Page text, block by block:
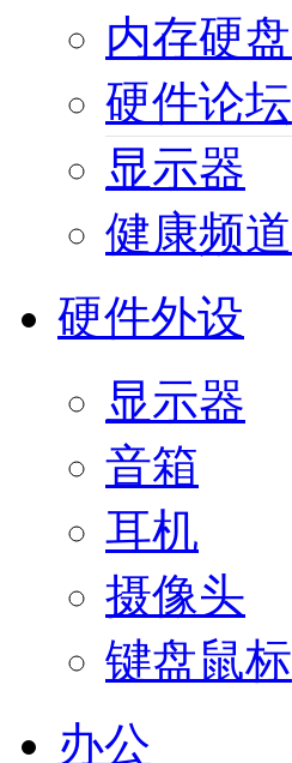
内存硬盘
硬件论坛
显示器
健康频道
硬件外设
显示器
音箱
耳机
摄像头
键盘鼠标
办公